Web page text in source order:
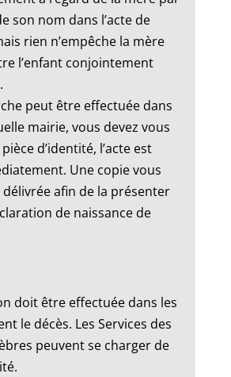
son nom dans l’acte de
rien n’empêche la mère
l’enfant conjointement
peut être effectuée dans
mairie, vous devez vous
d’identité, l’acte est
Une copie vous
afin de la présenter
de naissance de
doit être effectuée dans les
le décès. Les Services des
peuvent se charger de